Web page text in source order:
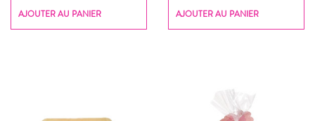
AJOUTER AU PANIER AJOUTER AU PANIER